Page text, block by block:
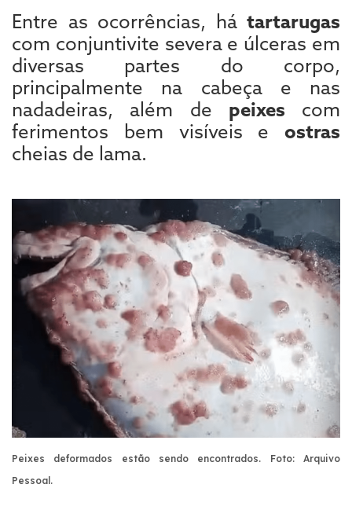
Entre as ocorrências, há tartarugas
com conjuntivite severa e úlceras em
diversas partes do corpo,
principalmente na cabeça e nas
nadadeiras, além de peixes com
ferimentos bem visíveis e ostras
cheias de lama.
Peixes deformados estão sendo encontrados. Foto: Arquivo
Pessoal .